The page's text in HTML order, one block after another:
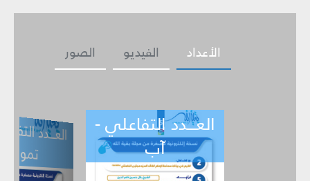
الصور الفيديو الأعداد
العـــدد التفاعلي -
تموز
العـــدد
ي
حزيران